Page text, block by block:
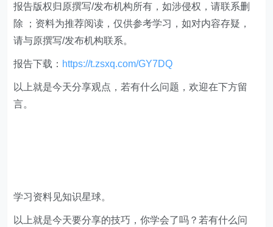
​报告版权归原撰写/发布机构所有，如涉侵权，请联系删
除 ；资料为推荐阅读，仅供参考学习，如对内容存疑，
请与原撰写/发布机构联系。
报告下载： https://t.zsxq.com/GY7DQ
以上就是今天分享观点，若有什么问题，欢迎在下方留
言。
学习资料见知识星球。
以上就是今天要分享的技巧，你学会了吗？若有什么问